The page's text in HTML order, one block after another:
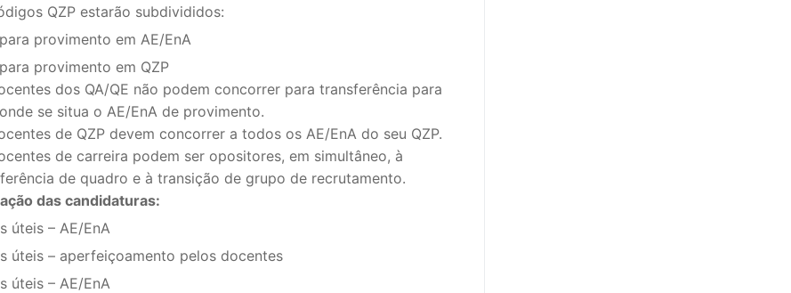
CONTRATADOS
QZP estarão subdivididos:
provimento em AE/EnA
provimento em QZP
dos QA/QE não podem concorrer para transferência para
se situa o AE/EnA de provimento.
de QZP devem concorrer a todos os AE/EnA do seu QZP.
de carreira podem ser opositores, em simultâneo, à
de quadro e à transição de grupo de recrutamento.
das candidaturas:
úteis – AE/EnA
úteis – aperfeiçoamento pelos docentes
úteis – AE/EnA